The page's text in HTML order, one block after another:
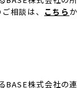
相談は、 こちら
株式会社の